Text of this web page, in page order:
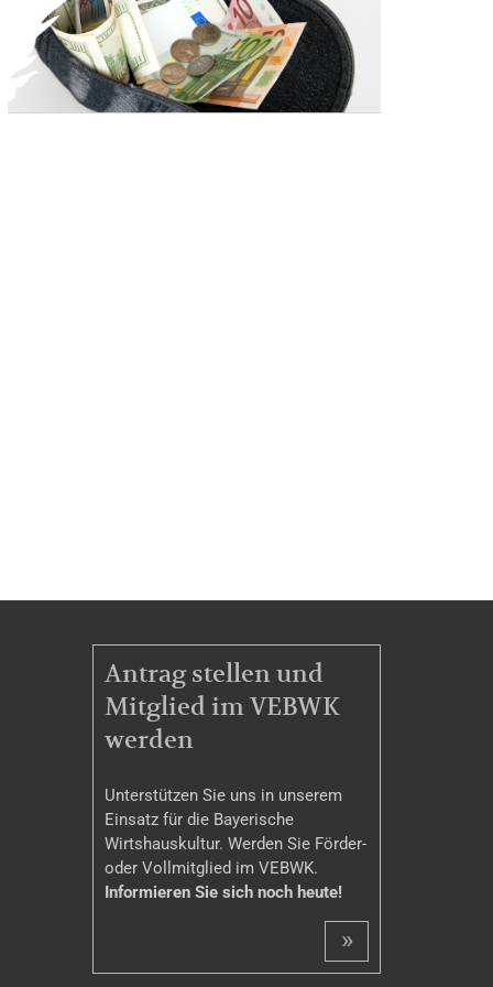
MITGLIEDSCHAFT
Antrag stellen und
Mitglied im VEBWK
werden
Unterstützen Sie uns in unserem
Einsatz für die Bayerische
Wirtshauskultur. Werden Sie Förder-
oder Vollmitglied im VEBWK.
Informieren Sie sich noch heute!
»